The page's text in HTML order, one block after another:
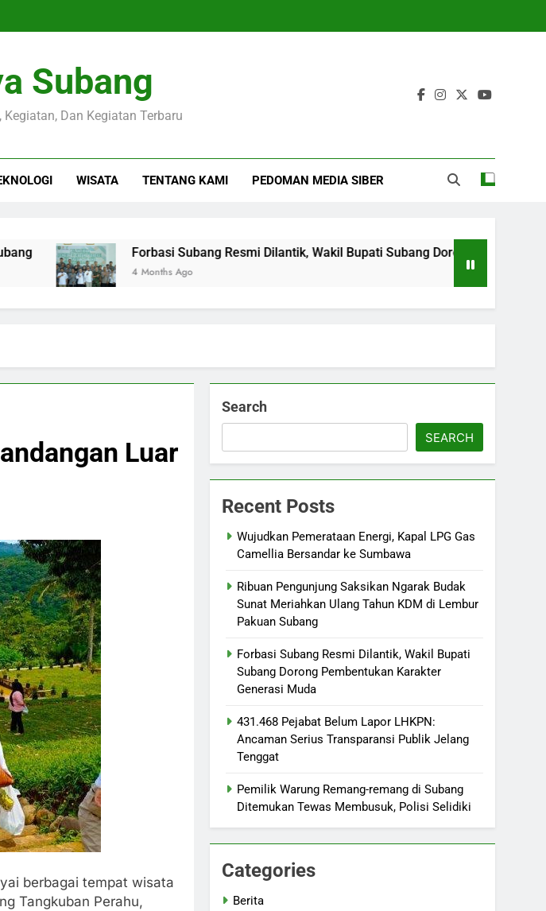
Subang
Dan Kegiatan Terbaru
WISATA TENTANG KAMI PEDOMAN MEDIA SIBER
‎Forbasi Subang Resmi Dilantik, Wakil Bupati Subang Dorong Pembentukan Karakter
4 Months Ago
Luar
berbagai tempat wisata
Tangkuban Perahu,
Search
SEARCH
Recent Posts
Wujudkan Pemerataan Energi, Kapal LPG Gas
Camellia Bersandar ke Sumbawa
Ribuan Pengunjung Saksikan Ngarak Budak
Sunat Meriahkan Ulang Tahun KDM di Lembur
Pakuan Subang
‎Forbasi Subang Resmi Dilantik, Wakil Bupati
Subang Dorong Pembentukan Karakter
Generasi Muda
431.468 Pejabat Belum Lapor LHKPN:
Ancaman Serius Transparansi Publik Jelang
Tenggat
Pemilik Warung Remang-remang di Subang
Ditemukan Tewas Membusuk, Polisi Selidiki
Categories
Berita